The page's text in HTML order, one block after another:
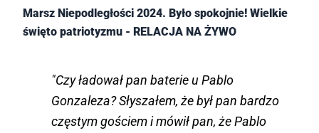
Marsz Niepodległości 2024. Było spokojnie! Wielkie
święto patriotyzmu - RELACJA NA ŻYWO
"Czy ładował pan baterie u Pablo
Gonzaleza? Słyszałem, że był pan bardzo
częstym gościem i mówił pan, że Pablo